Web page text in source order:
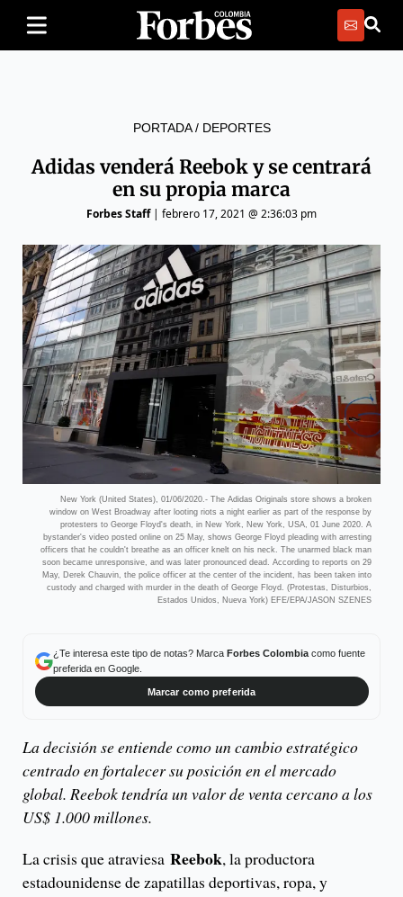
PORTADA/ DEPORTES
Adidas venderá Reebok y se centrará
en su propia marca
Forbes Staff| febrero 17, 2021 @ 2:36:03 pm
New York (United States), 01/06/2020.- The Adidas Originals store shows a broken
window on West Broadway after looting riots a night earlier as part of the response by
protesters to George Floyd's death, in New York, New York, USA, 01 June 2020. A
bystander's video posted online on 25 May, shows George Floyd pleading with arresting
officers that he couldn't breathe as an officer knelt on his neck. The unarmed black man
soon became unresponsive, and was later pronounced dead. According to reports on 29
May, Derek Chauvin, the police officer at the center of the incident, has been taken into
custody and charged with murder in the death of George Floyd. (Protestas, Disturbios,
Estados Unidos, Nueva York) EFE/EPA/JASON SZENES
¿Te interesa este tipo de notas? Marca Forbes Colombiacomo fuente
preferida en Google.
Marcar como preferida
La decisión se entiende como un cambio estratégico
centrado en fortalecer su posición en el mercado
global. Reebok tendría un valor de venta cercano a los
US$ 1.000 millones.
La crisis que atraviesa Reebok, la productora
estadounidense de zapatillas deportivas, ropa, y